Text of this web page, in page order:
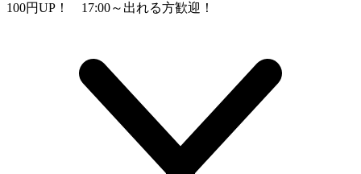
100円UP！ 17:00～出れる方歓迎！